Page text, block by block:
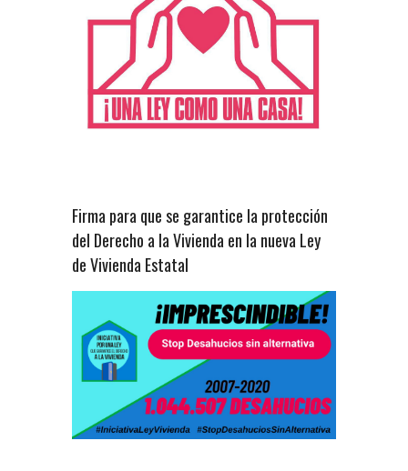
Firma para que se garantice la protección
del Derecho a la Vivienda en la nueva Ley
de Vivienda Estatal